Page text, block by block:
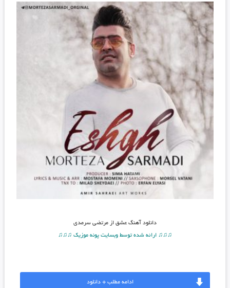
دانلود آهنگعشق از مرتضی سرمدی
♫♫♫ ارائه شده توسط وبسایت پونه موزیک ♫♫♫
ادامه مطلب + دانلود